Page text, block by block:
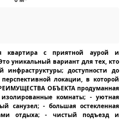
квартира с приятной аурой и
уникальный вариант для тех, кто
инфраструктуры; доступности до
локации, в которой
ОБЪЕКТА продуманная
комнаты; - уютная
санузел; - большая остекленная
отдыха; - чистый подъезд и